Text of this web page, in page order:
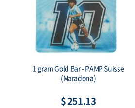
2018 Somalia Elephant 15th Anniversary
Jubilee 1 oz Silver Coin
$ 112.10